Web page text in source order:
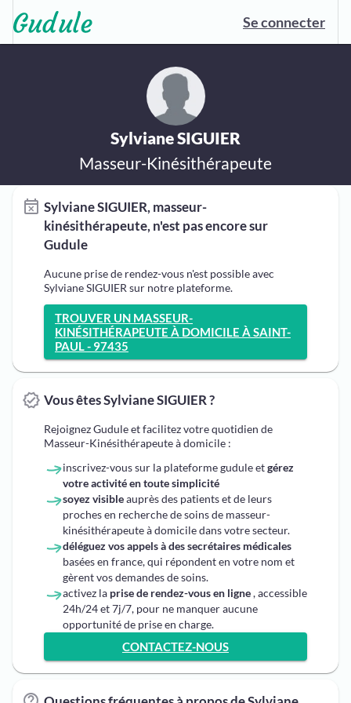
Se connecter
Sylviane SIGUIER
Masseur-Kinésithérapeute
Sylviane SIGUIER, masseur-
kinésithérapeute, n'est pas encore sur
Gudule
Aucune prise de rendez-vous n'est possible avec
Sylviane SIGUIER sur notre plateforme.
TROUVER UN MASSEUR-
KINÉSITHÉRAPEUTE À DOMICILE À SAINT-
PAUL - 97435
Vous êtes Sylviane SIGUIER ?
Rejoignez Gudule et facilitez votre quotidien de
Masseur-Kinésithérapeute à domicile :
inscrivez-vous sur la plateforme gudule etgérez
votre activité en toute simplicité
soyez visibleauprès des patients et de leurs
proches en recherche de soins de masseur-
kinésithérapeute à domicile dans votre secteur.
déléguez vos appels à des secrétaires médicales
basées en france, qui répondent en votre nom et
gèrent vos demandes de soins.
activez la prise de rendez-vous en ligne, accessible
24h/24 et 7j/7, pour ne manquer aucune
opportunité de prise en charge.
CONTACTEZ-NOUS